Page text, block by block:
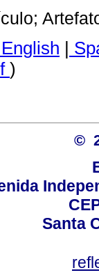
|
)
©
Santa